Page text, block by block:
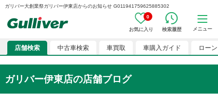
ガリバー大創業祭ガリバー伊東店からのお知らせ G011941759625885302
0
お気に入り 検索履歴 メニュー
店舗検索 中古車検索 車買取 車購入ガイド ローン
ガリバー伊東店の店舗ブログ